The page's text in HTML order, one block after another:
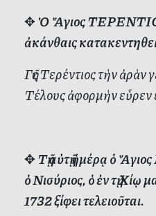
✥ Ὁ Ἅγιος
ἀκάνθαις
Γῆς Τερέντιος τὴν ἀρὰν
Τέλους ἀφορμὴν εὗρεν
✥Τῇ αὐτῇ ἡμέρᾳ ὁ
ὁ Νισύριος, ὁ ἐν τῇ Χίῳ
1732 ξίφει τελειοῦται.